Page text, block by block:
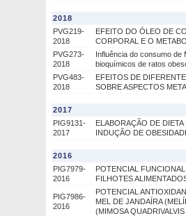
2018
PVG219-
2018
EFEITO DO ÓLEO DE
CORPORAL E O
PVG273-
2018
Influência do consumo
bioquímicos de ratos
PVG483-
2018
EFEITOS DE
SOBRE ASPECTOS
2017
PIG9131-
2017
ELABORAÇÃO DE
INDUÇÃO DE
2016
PIG7979-
2016
POTENCIAL
FILHOTES
PIG7986-
2016
POTENCIAL
MEL DE JANDAÍRA
(MIMOSA